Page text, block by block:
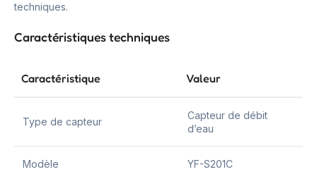
techniques.
Caractéristiques techniques
Caractéristique Valeur
Type de capteur
Capteur de débit
d’eau
Modèle YF-S201C